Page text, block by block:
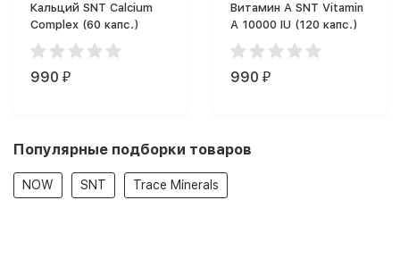
Кальций SNT Calcium
Complex (60 капс.)
990 ₽
Витамин A SNT Vitamin
A 10000 IU (120 капс.)
990 ₽
Популярные подборки товаров
NOW SNT Trace Minerals